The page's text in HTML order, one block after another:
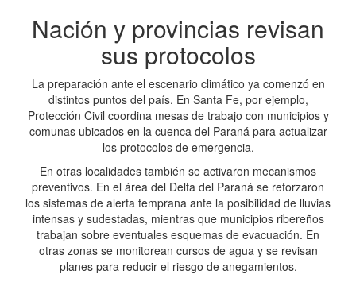
Nación y provincias revisan
sus protocolos
La preparación ante el escenario climático ya comenzó en
distintos puntos del país. En Santa Fe, por ejemplo,
Protección Civil coordina mesas de trabajo con municipios y
comunas ubicados en la cuenca del Paraná para actualizar
los protocolos de emergencia.
En otras localidades también se activaron mecanismos
preventivos. En el área del Delta del Paraná se reforzaron
los sistemas de alerta temprana ante la posibilidad de lluvias
intensas y sudestadas, mientras que municipios ribereños
trabajan sobre eventuales esquemas de evacuación. En
otras zonas se monitorean cursos de agua y se revisan
planes para reducir el riesgo de anegamientos.